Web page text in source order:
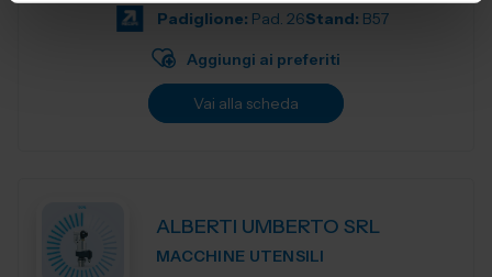
Padiglione: Pad. 26Stand: B57
Aggiungi ai preferiti
Vai alla scheda
ALBERTI UMBERTO SRL
MACCHINE UTENSILI